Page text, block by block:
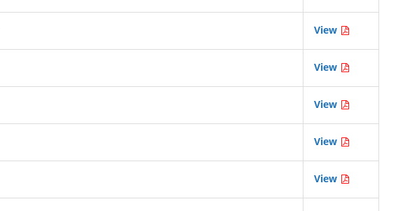
View
View
View
View
View